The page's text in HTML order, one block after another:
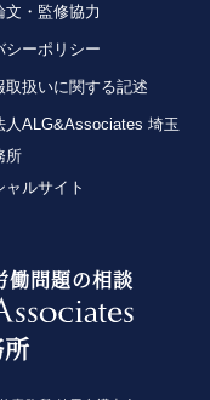
文・監修協力
シーポリシー
取扱いに関する記述
人ALG&Associates 埼玉
所
ャルサイト
働問題の相談